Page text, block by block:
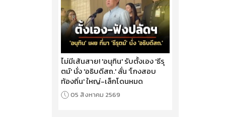
ไม่มีเส้นสาย! 'อนุทิน' รับตั้งเอง 'ธีรุ
ตม์' นั่ง 'อธิบดีสถ.' ลั่น 'โกงสอบ
ท้องถิ่น' ใหญ่-เล็กโดนหมด
05 สิงหาคม 2569